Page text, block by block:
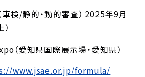
車検/静的・動的審査） 2025年9月
（愛知県国際展示場・愛知県）
www.jsae.or.jp/formula/